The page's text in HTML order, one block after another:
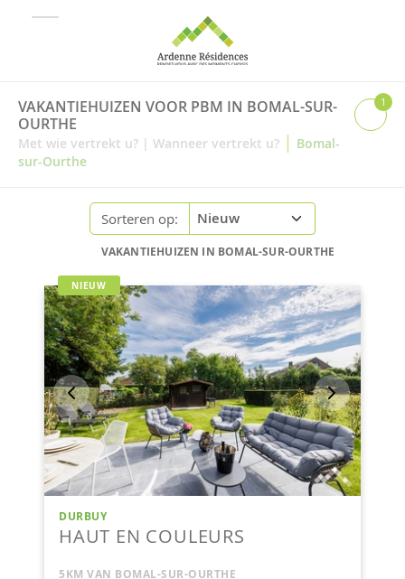
VAKANTIEHUIZEN VOOR PBM IN BOMAL-SUR-
OURTHE
Met wie vertrekt u? | Wanneer vertrekt u? | Bomal-
sur-Ourthe
1
Sorteren op:
VAKANTIEHUIZEN IN BOMAL-SUR-OURTHE